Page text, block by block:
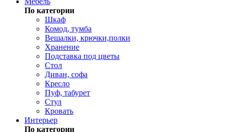
По категории
Шкаф
Комод, тумба
Вешалки, крючки,полки
Хранение
Подставка под цветы
Стол
Диван, софа
Кресло
Пуф, табурет
Стул
Кровать
Интерьер
По категории